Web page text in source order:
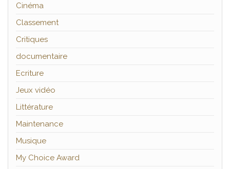
Cinéma
Classement
Critiques
documentaire
Ecriture
Jeux vidéo
Littérature
Maintenance
Musique
My Choice Award